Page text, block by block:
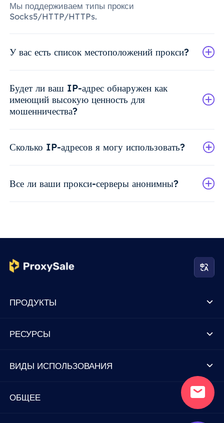
Мы поддерживаем типы прокси
Socks5/HTTP/HTTPs.
У вас есть список местоположений прокси?
Будет ли ваш IP-адрес обнаружен как
имеющий высокую ценность для
мошенничества?
Сколько IP-адресов я могу использовать?
Все ли ваши прокси-серверы анонимны?
ПРОДУКТЫ
РЕСУРСЫ
ВИДЫ ИСПОЛЬЗОВАНИЯ
ОБЩЕЕ